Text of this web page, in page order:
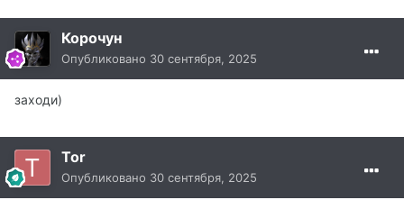
Корочун
Опубликовано 30 сентября, 2025
заходи)
Tor
Опубликовано 30 сентября, 2025